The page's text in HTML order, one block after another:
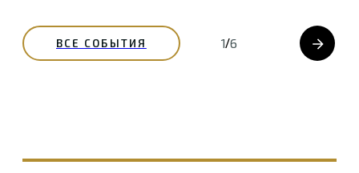
ВСЕ СОБЫТИЯ 1/6